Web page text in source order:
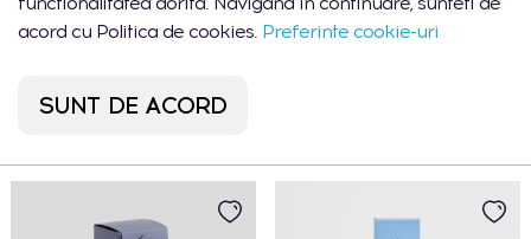
acord cu Politica de cookies. Preferinte cookie-uri
SUNT DE ACORD